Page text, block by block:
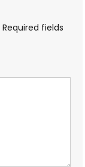
Required fields